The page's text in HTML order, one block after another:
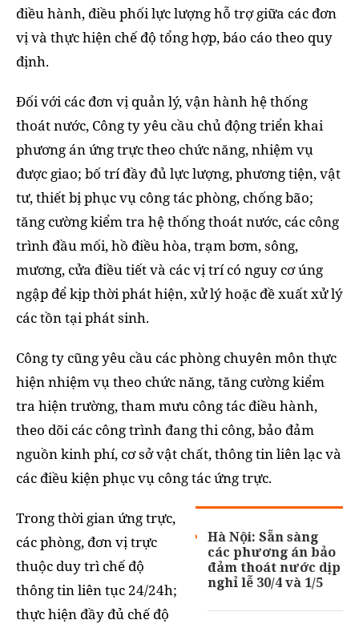
điều hành, điều phối lực lượng hỗ trợ giữa các đơn
vị và thực hiện chế độ tổng hợp, báo cáo theo quy
định.
Đối với các đơn vị quản lý, vận hành hệ thống
thoát nước, Công ty yêu cầu chủ động triển khai
phương án ứng trực theo chức năng, nhiệm vụ
được giao; bố trí đầy đủ lực lượng, phương tiện, vật
tư, thiết bị phục vụ công tác phòng, chống bão;
tăng cường kiểm tra hệ thống thoát nước, các công
trình đầu mối, hồ điều hòa, trạm bơm, sông,
mương, cửa điều tiết và các vị trí có nguy cơ úng
ngập để kịp thời phát hiện, xử lý hoặc đề xuất xử lý
các tồn tại phát sinh.
Công ty cũng yêu cầu các phòng chuyên môn thực
hiện nhiệm vụ theo chức năng, tăng cường kiểm
tra hiện trường, tham mưu công tác điều hành,
theo dõi các công trình đang thi công, bảo đảm
nguồn kinh phí, cơ sở vật chất, thông tin liên lạc và
các điều kiện phục vụ công tác ứng trực.
Hà Nội: Sẵn sàng
các phương án bảo
đảm thoát nước dịp
nghỉ lễ 30/4 và 1/5
Trong thời gian ứng trực,
các phòng, đơn vị trực
thuộc duy trì chế độ
thông tin liên tục 24/24h;
thực hiện đầy đủ chế độ